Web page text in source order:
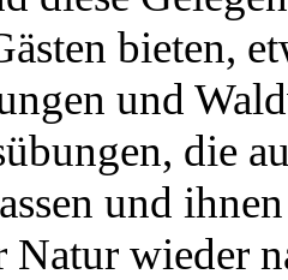
bieten,
und
die
und
Natur wieder